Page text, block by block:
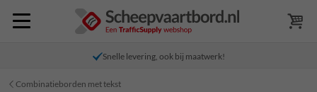
Snelle levering, ook bij maatwerk!
Combinatieborden met tekst